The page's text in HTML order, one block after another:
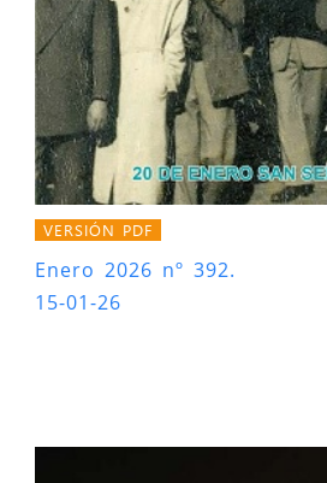
VERSIÓN PDF
Enero 2026 nº 392.
15-01-26